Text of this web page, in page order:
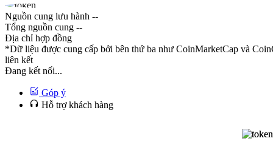
Nguồn cung lưu hành --
Tổng nguồn cung --
Địa chỉ hợp đồng
*Dữ liệu được cung cấp bởi bên thứ ba như CoinMarketCap và
liên kết
Đang kết nối...
Góp ý
Hỗ trợ khách hàng